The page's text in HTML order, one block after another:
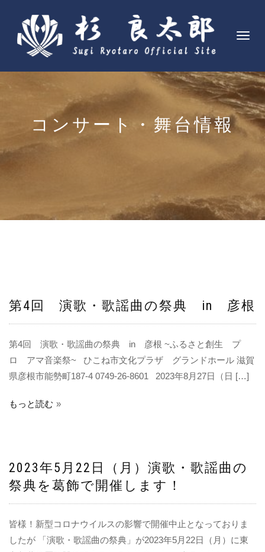
ナ
ー
シ
ョ
ン
え
コンサート・舞台情報
第4回 演歌・歌謡曲の祭典 in 彦根
第4回 演歌・歌謡曲の祭典 in 彦根 ~ふるさと創生 プ
ロ アマ音楽祭~ ひこね市文化プラザ グランドホール 滋賀
県彦根市能勢町187-4 0749-26-8601 2023年8月27日（日 […]
もっと読む
2023年5月22日（月）演歌・歌謡曲の
祭典を葛飾で開催します！
皆様！新型コロナウイルスの影響で開催中止となっておりま
したが 「演歌・歌謡曲の祭典」が2023年5月22日（月）に東